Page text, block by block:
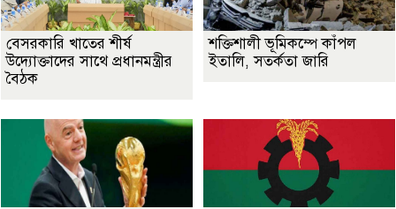
বেসরকারি খাতের শীর্ষ
উদ্যোক্তাদের সাথে প্রধানমন্ত্রীর
বৈঠক
শক্তিশালী ভূমিকম্পে কাঁপল
ইতালি, সতর্কতা জারি